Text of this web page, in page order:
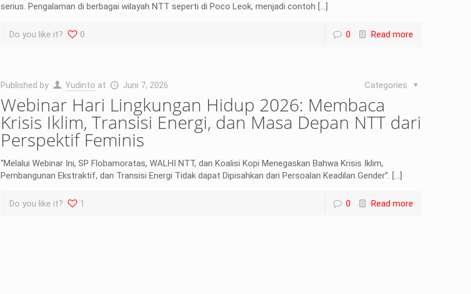
serius. Pengalaman di berbagai wilayah NTT seperti di Poco Leok, menjadi contoh […]
Do you like it? 0 0 Read more
Published by Yudinto at Juni 7, 2026 Categories
Webinar Hari Lingkungan Hidup 2026: Membaca
Krisis Iklim, Transisi Energi, dan Masa Depan NTT dari
Perspektif Feminis
“Melalui Webinar Ini, SP Flobamoratas, WALHI NTT, dan Koalisi Kopi Menegaskan Bahwa Krisis Iklim,
Pembangunan Ekstraktif, dan Transisi Energi Tidak dapat Dipisahkan dari Persoalan Keadilan Gender”. […]
Do you like it? 1 0 Read more